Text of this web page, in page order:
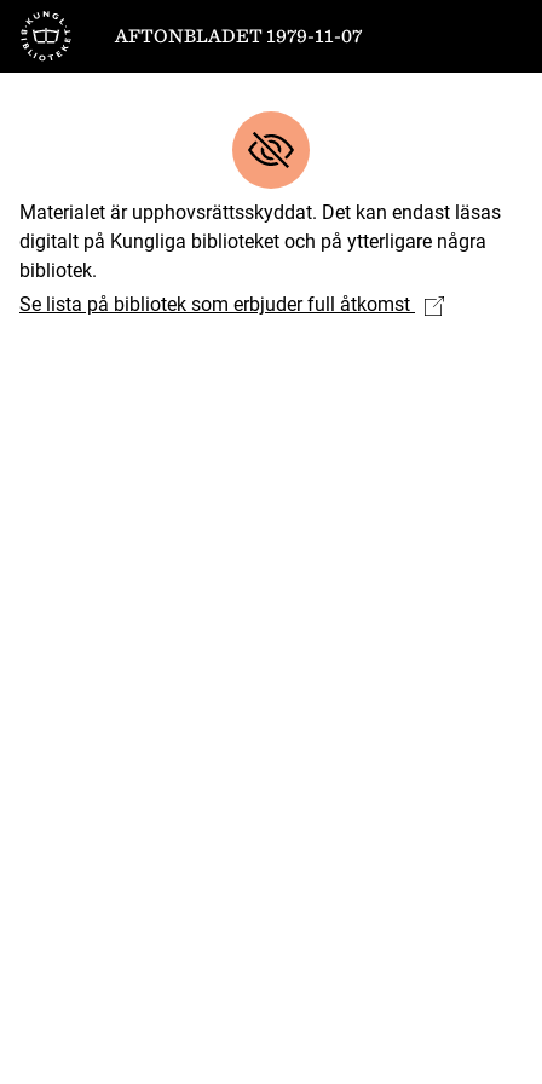
Till startsidan
AFTONBLADET 1979-11-07
Materialet är upphovsrättsskyddat. Det kan endast läsas
digitalt på Kungliga biblioteket och på ytterligare några
bibliotek.
Se lista på bibliotek som erbjuder full åtkomst